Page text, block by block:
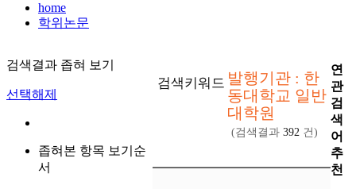
home
학위논문
검색결과 좁혀 보기
선택해제
좁혀본 항목 보기순
서
검색키워드 발행기관 : 한
동대학교 일반
대학원
(검색결과 392 건)
연
관
검
색
어
추
천